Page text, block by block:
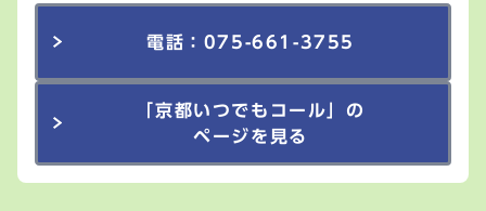
電話：075-661-3755
「京都いつでもコール」の
ページを見る